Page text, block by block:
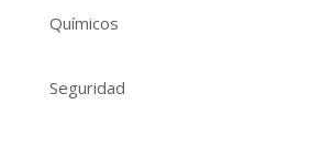
Químicos
Seguridad